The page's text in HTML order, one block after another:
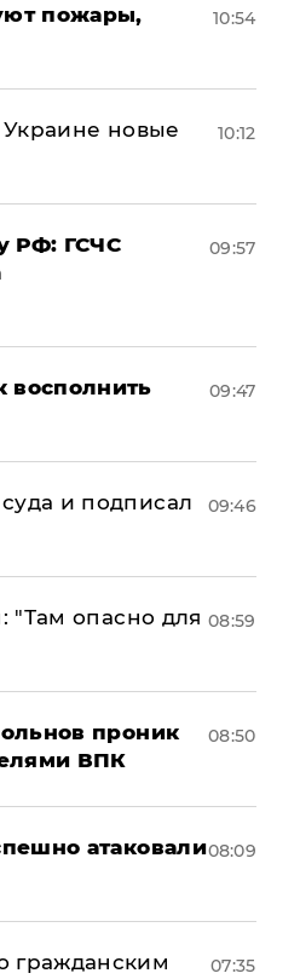
пожары,
10:54
новые
10:12
РФ: ГСЧС
09:57
09:47
и подписал
09:46
"Там опасно для 08:59
проник
ВПК
08:50
атаковали08:09
гражданским
07:35